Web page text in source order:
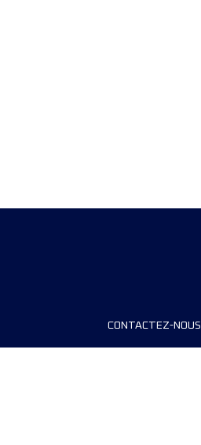
CONTACTEZ-NOUS